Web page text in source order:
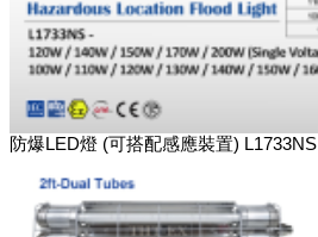
防爆LED燈 (可搭配感應裝置) L1733NS